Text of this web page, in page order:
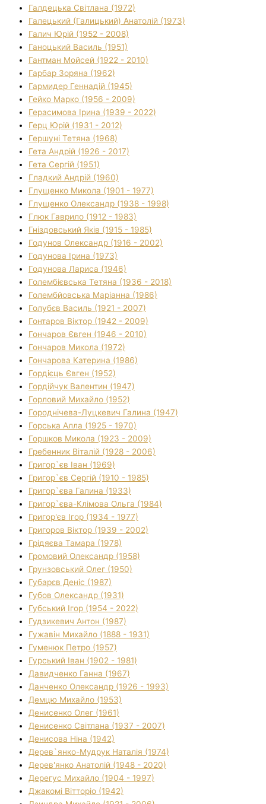
Галдецька Світлана (1972)
Галецький (Галицький) Анатолій (1973)
Галич Юрій (1952 - 2008)
Ганоцький Василь (1951)
Гантман Мойсей (1922 - 2010)
Гарбар Зоряна (1962)
Гармидер Геннадій (1945)
Гейко Марко (1956 - 2009)
Герасимова Ірина (1939 - 2022)
Герц Юрій (1931 - 2012)
Гершуні Тетяна (1968)
Гета Андрій (1926 - 2017)
Гета Сергій (1951)
Гладкий Андрій (1960)
Глущенко Микола (1901 - 1977)
Глущенко Олександр (1938 - 1998)
Глюк Гаврило (1912 - 1983)
Гніздовський Яків (1915 - 1985)
Годунов Олександр (1916 - 2002)
Годунова Ірина (1973)
Годунова Лариса (1946)
Голембієвська Тетяна (1936 - 2018)
Голембйовська Маріанна (1986)
Голубєв Василь (1921 - 2007)
Гонтаров Віктор (1942 - 2009)
Гончаров Євген (1946 - 2010)
Гончаров Микола (1972)
Гончарова Катерина (1986)
Гордієць Євген (1952)
Гордійчук Валентин (1947)
Горловий Михайло (1952)
Городнічева-Луцкевич Галина (1947)
Горська Алла (1925 - 1970)
Горшков Микола (1923 - 2009)
Гребенник Віталій (1928 - 2006)
Григор`єв Іван (1969)
Григор`єв Сергій (1910 - 1985)
Григор`єва Галина (1933)
Григор`єва-Клімова Ольга (1984)
Григор'єв Ігор (1934 - 1977)
Григоров Віктор (1939 - 2002)
Грідяєва Тамара (1978)
Громовий Олександр (1958)
Грунзовський Олег (1950)
Губарєв Деніс (1987)
Губов Олександр (1931)
Губський Ігор (1954 - 2022)
Гудзикевич Антон (1987)
Гужавін Михайло (1888 - 1931)
Гуменюк Петро (1957)
Гурський Іван (1902 - 1981)
Давидченко Ганна (1967)
Данченко Олександр (1926 - 1993)
Демцю Михайло (1953)
Денисенко Олег (1961)
Денисенко Світлана (1937 - 2007)
Денисова Ніна (1942)
Дерев`янко-Мудрук Наталія (1974)
Дерев'янко Анатолій (1948 - 2020)
Дерегус Михайло (1904 - 1997)
Джакомі Вітторіо (1942)